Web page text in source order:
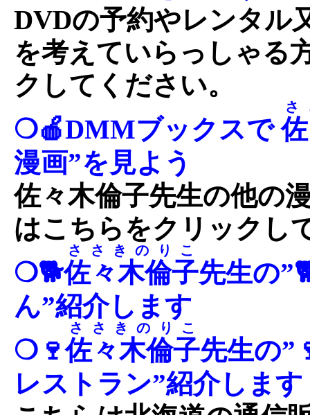
DVDの予約やレンタル
を考えていらっしゃる
クしてください。
❍🍎DMMブックスで
さ
漫画”を見よう
佐々木倫子先生の他の
はこちらをクリックし
❍🐕佐々木倫子
ささきのりこ
先生の
ん”紹介します
❍🍷佐々木倫子
ささきのりこ
先生の
レストラン”紹介します